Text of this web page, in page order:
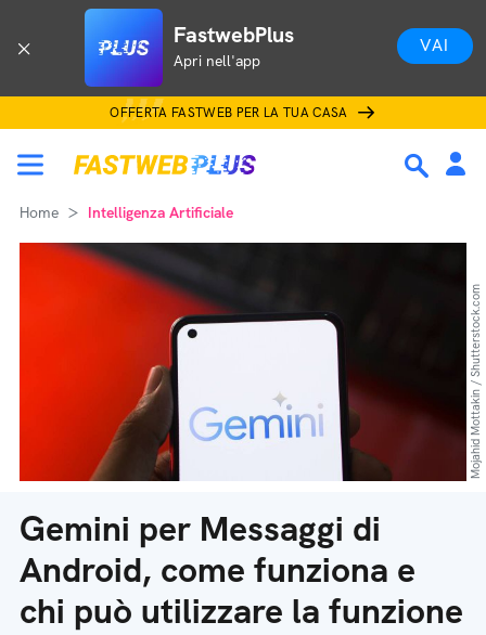
FastwebPlus
Apri nell'app
VAI
OFFERTA FASTWEB PER LA TUA CASA
Home Intelligenza Artificiale
Gemini per Messaggi di
Android, come funziona e
chi può utilizzare la funzione
Mojahid Mottakin / Shutterstock.com